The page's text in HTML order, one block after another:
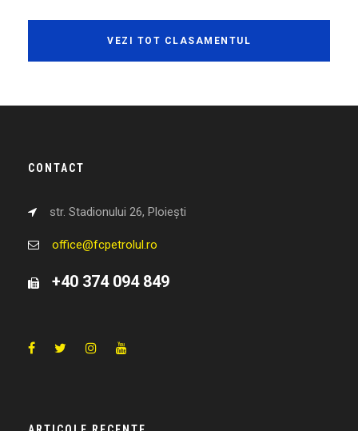
VEZI TOT CLASAMENTUL
CONTACT
str. Stadionului 26, Ploiești
office@fcpetrolul.ro
+40 374 094 849